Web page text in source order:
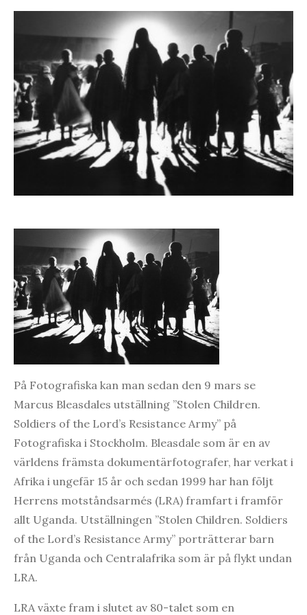
På Fotografiska kan man sedan den 9 mars se
Marcus Bleasdales utställning ”Stolen Children.
Soldiers of the Lord’s Resistance Army” på
Fotografiska i Stockholm. Bleasdale som är en av
världens främsta dokumentärfotografer, har verkat i
Afrika i ungefär 15 år och sedan 1999 har han följt
Herrens motståndsarmés (LRA) framfart i framför
allt Uganda. Utställningen ”Stolen Children. Soldiers
of the Lord’s Resistance Army” porträtterar barn
från Uganda och Centralafrika som är på flykt undan
LRA.
LRA växte fram i slutet av 80-talet som en